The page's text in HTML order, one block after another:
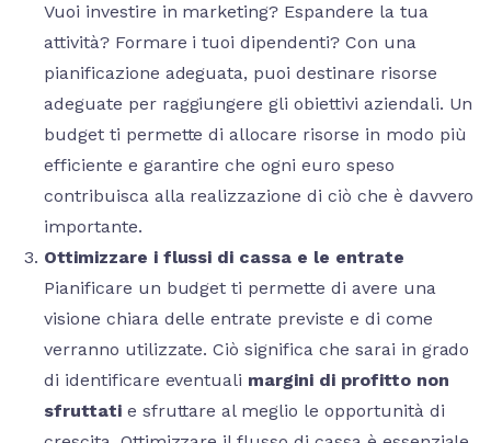
Vuoi investire in marketing? Espandere la tua
attività? Formare i tuoi dipendenti? Con una
pianificazione adeguata, puoi destinare risorse
adeguate per raggiungere gli obiettivi aziendali. Un
budget ti permette di allocare risorse in modo più
efficiente e garantire che ogni euro speso
contribuisca alla realizzazione di ciò che è davvero
importante.
Ottimizzare i flussi di cassa e le entrate
Pianificare un budget ti permette di avere una
visione chiara delle entrate previste e di come
verranno utilizzate. Ciò significa che sarai in grado
di identificare eventuali margini di profitto non
sfruttatie sfruttare al meglio le opportunità di